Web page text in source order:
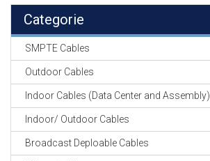
GEVLOCHTEN KOUS
KRIMP KOUS
KOPER KABEL
OP ROL
Categorie
SMPTE Cables
Outdoor Cables
Indoor Cables (Data Center and Assembly)
Indoor/ Outdoor Cables
Broadcast Deploable Cables